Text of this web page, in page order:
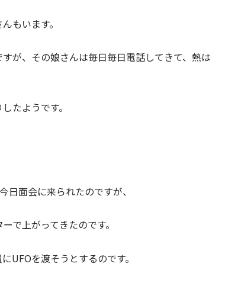
もいます。
が、その娘さんは毎日毎日電話してきて、熱は
たようです。
面会に来られたのですが、
で上がってきたのです。
UFOを渡そうとするのです。